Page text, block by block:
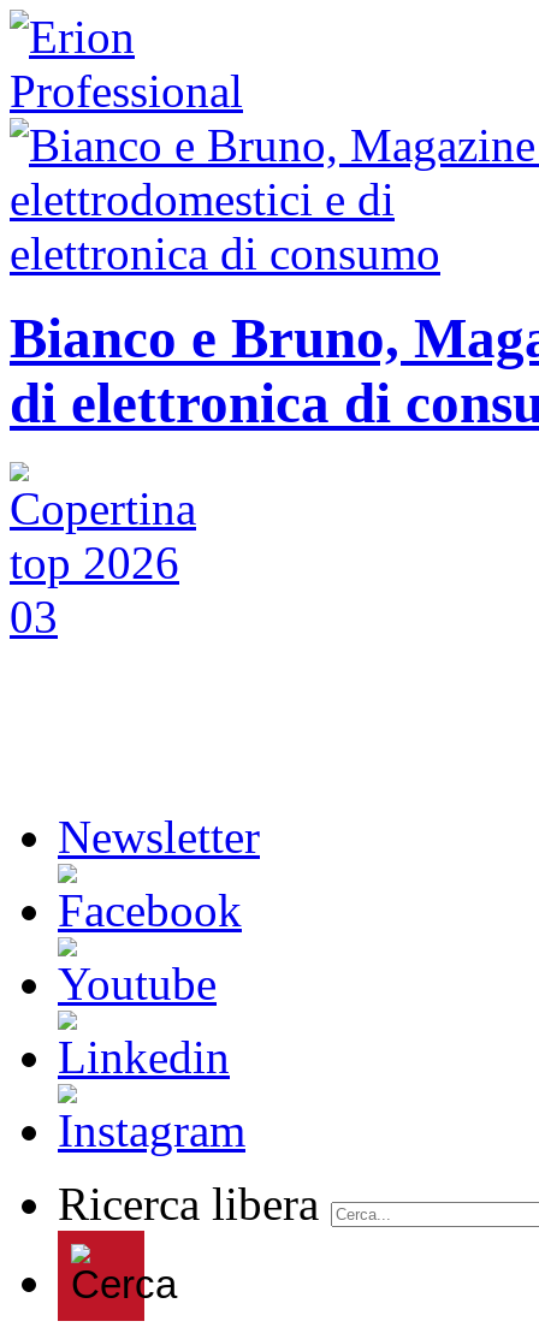
Bianco e Bruno,
di elettronica di
Newsletter
Ricerca libera